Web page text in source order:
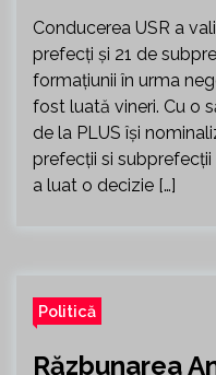
Conducerea USR a
prefecți și 21 de
formațiunii în urma
fost luată vineri. Cu o
de la PLUS își
prefecții si
a luat o decizie […]
Politică
Răzbunarea